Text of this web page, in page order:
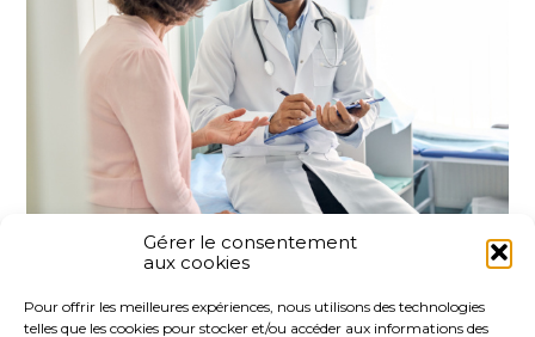
Gérer le consentement
aux cookies
Pour offrir les meilleures expériences, nous utilisons des technologies
telles que les cookies pour stocker et/ou accéder aux informations des